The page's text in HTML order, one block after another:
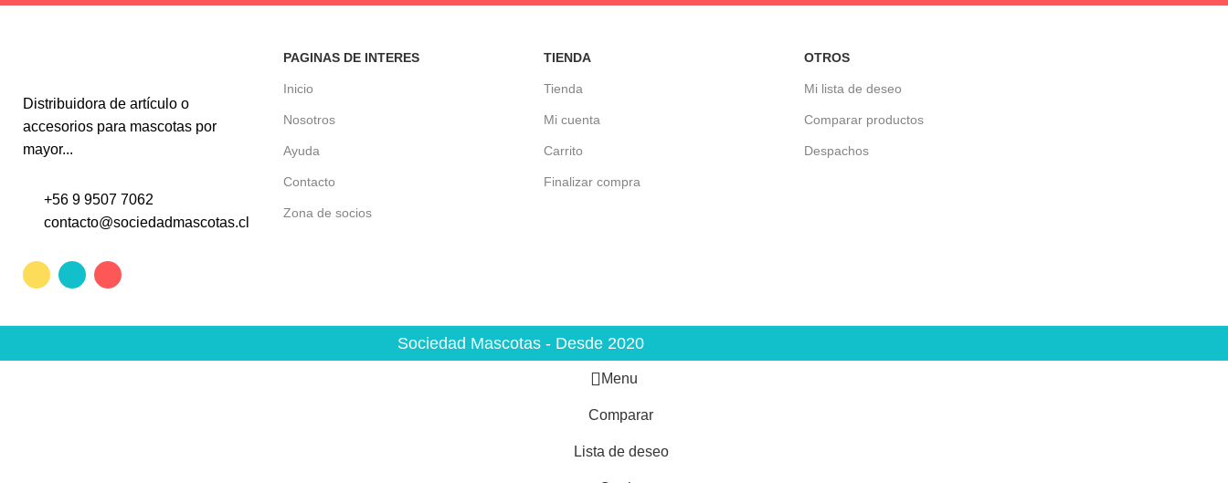
Distribuidora de artículo o
accesorios para mascotas por
mayor...
+56 9 9507 7062
contacto@sociedadmascotas.cl
PAGINAS DE INTERES
Inicio
Nosotros
Ayuda
Contacto
Zona de socios
TIENDA
Tienda
Mi cuenta
Carrito
Finalizar compra
OTROS
Mi lista de deseo
Comparar productos
Despachos
Sociedad Mascotas - Desde 2020
Menu
Comparar
Lista de deseo